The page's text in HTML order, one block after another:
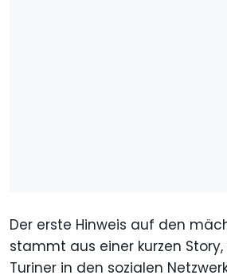
Der erste Hinweis auf den
stammt aus einer kurzen
Turiner in den sozialen